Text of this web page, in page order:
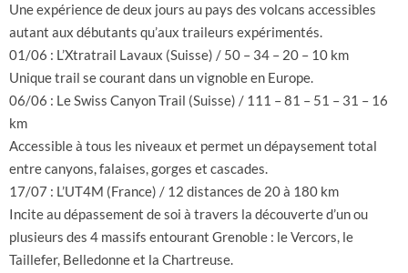
Une expérience de deux jours au pays des volcans accessibles
autant aux débutants qu’aux traileurs expérimentés.
01/06 : L’Xtratrail Lavaux (Suisse) / 50 – 34 – 20 – 10 km
Unique trail se courant dans un vignoble en Europe.
06/06 : Le Swiss Canyon Trail (Suisse) / 111 – 81 – 51 – 31 – 16
km
Accessible à tous les niveaux et permet un dépaysement total
entre canyons, falaises, gorges et cascades.
17/07 : L’UT4M (France) / 12 distances de 20 à 180 km
Incite au dépassement de soi à travers la découverte d’un ou
plusieurs des 4 massifs entourant Grenoble : le Vercors, le
Taillefer, Belledonne et la Chartreuse.